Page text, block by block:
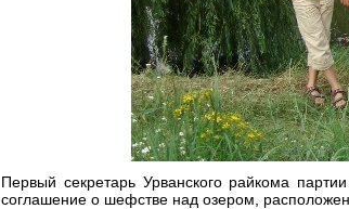
Первый секретарь Урванского райкома
соглашение о шефстве над озером,